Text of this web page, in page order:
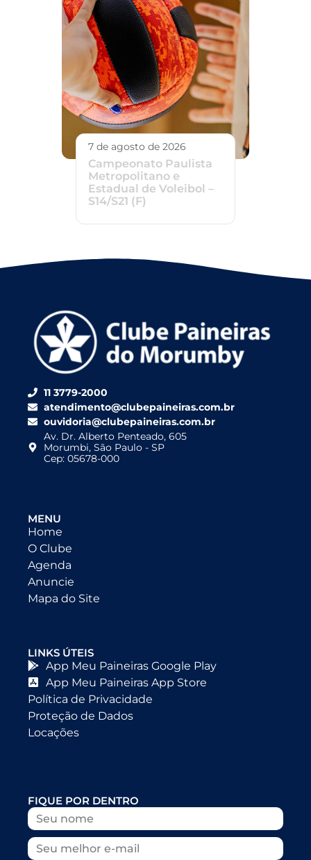
7 de agosto de 2026
Campeonato Paulista
Metropolitano e
Estadual de Voleibol –
S14/S21 (F)
11 3779-2000
atendimento@clubepaineiras.com.br
ouvidoria@clubepaineiras.com.br
Av. Dr. Alberto Penteado, 605
Morumbi, São Paulo - SP
Cep: 05678-000
MENU
Home
O Clube
Agenda
Anuncie
Mapa do Site
LINKS ÚTEIS
App Meu Paineiras Google Play
App Meu Paineiras App Store
Política de Privacidade
Proteção de Dados
Locações
FIQUE POR DENTRO